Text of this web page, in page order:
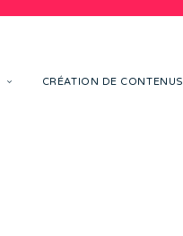
CRÉATION DE CONTENUS